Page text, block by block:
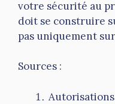
votre sécurité au
doit se construire
pas uniquement
Sources :